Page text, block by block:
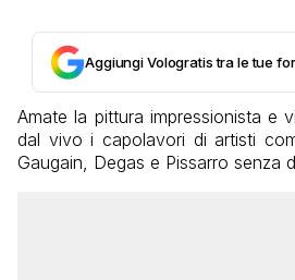
Aggiungi Vologratis tra le tue
Amate la pittura impressionista e
dal vivo i capolavori di artisti
Gaugain, Degas e Pissarro senza